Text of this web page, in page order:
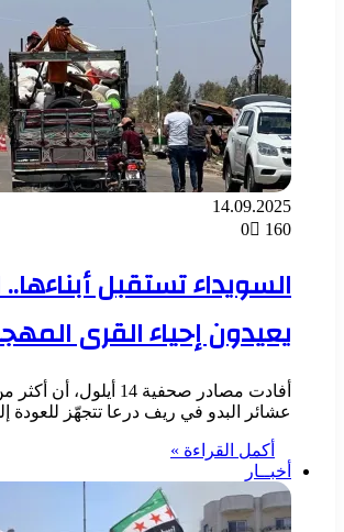
14.09.2025
0
160
السويداء تستقبل أبناءها..
يعيدون إحياء القرى
عشائر البدو في ريف درعا تتجهّز للعودة
أكمل القراءة »
أخبــار